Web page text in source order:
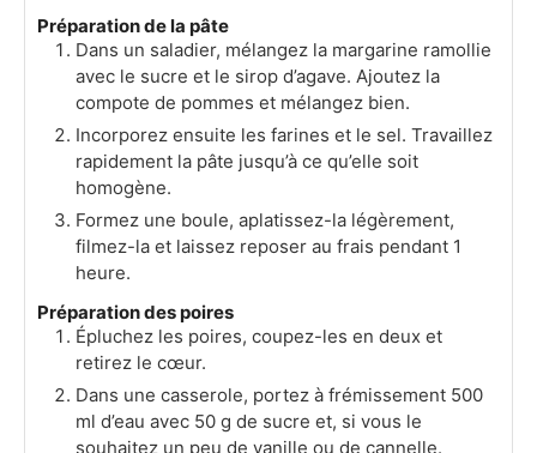
Préparation de la pâte
Dans un saladier, mélangez la margarine ramollie
avec le sucre et le sirop d’agave. Ajoutez la
compote de pommes et mélangez bien.
Incorporez ensuite les farines et le sel. Travaillez
rapidement la pâte jusqu’à ce qu’elle soit
homogène.
Formez une boule, aplatissez-la légèrement,
filmez-la et laissez reposer au frais pendant 1
heure.
Préparation des poires
Épluchez les poires, coupez-les en deux et
retirez le cœur.
Dans une casserole, portez à frémissement 500
ml d’eau avec 50 g de sucre et, si vous le
souhaitez un peu de vanille ou de cannelle.